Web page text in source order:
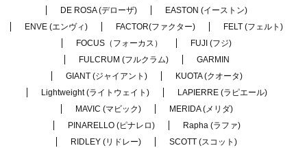
DE ROSA (デローザ)
EASTON (イーストン)
ENVE (エンヴィ)
FACTOR(ファクター)
FELT (フェルト)
FOCUS（フォーカス）
FUJI (フジ)
FULCRUM (フルクラム)
GARMIN
GIANT (ジャイアント)
KUOTA (クオータ)
Lightweight (ライトウェイト)
LAPIERRE (ラピエール)
MAVIC (マビック)
MERIDA (メリダ)
PINARELLO (ピナレロ)
Rapha (ラファ)
RIDLEY (リドレー)
SCOTT (スコット)